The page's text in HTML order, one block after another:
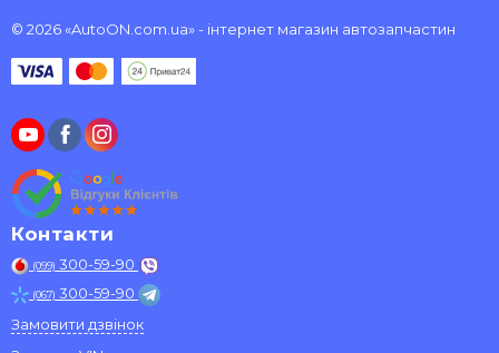
© 2026 «AutoON.com.ua» - інтернет магазин автозапчастин
Контакти
(099) 300-59-90
(067) 300-59-90
Замовити дзвінок